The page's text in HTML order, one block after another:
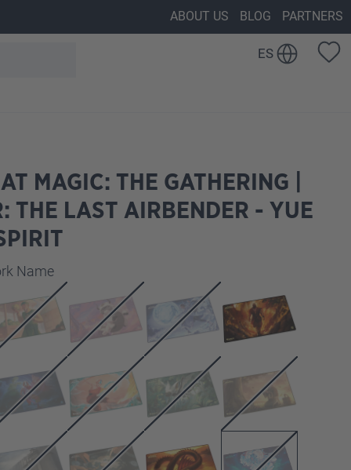
ABOUT US BLOG PARTNERS
ES
MAGIC: THE GATHERING |
THE LAST AIRBENDER - YUE
Name